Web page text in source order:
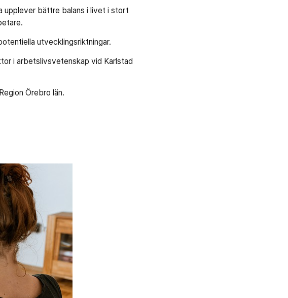
upplever bättre balans i livet i stort
utvecklingsriktningar.
i arbetslivsvetenskap vid Karlstad
Örebro län.